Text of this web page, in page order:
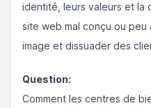
identité, leurs valeurs et la
site web mal conçu ou
image et dissuader des
Question:
Comment les centres de